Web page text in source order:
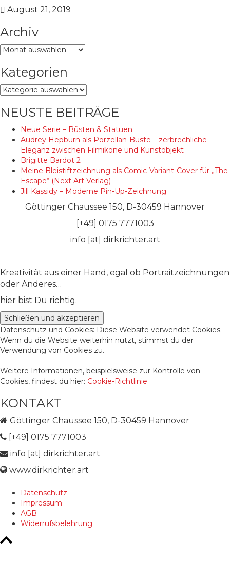
August 21, 2019
Archiv
Archiv
Kategorien
Kategorien
NEUSTE BEITRÄGE
Neue Serie – Büsten & Statuen
Audrey Hepburn als Porzellan-Büste – zerbrechliche
Eleganz zwischen Filmikone und Kunstobjekt
Brigitte Bardot 2
Meine Bleistiftzeichnung als Comic-Variant-Cover für „The
Escape“ (Next Art Verlag)
Jill Kassidy – Moderne Pin-Up-Zeichnung
Göttinger Chaussee 150, D-30459 Hannover
[+49] 0175 7771003
info [at] dirkrichter.art
Kreativität aus einer Hand, egal ob Portraitzeichnungen
oder Anderes…
hier bist Du richtig.
Datenschutz und Cookies: Diese Website verwendet Cookies.
Wenn du die Website weiterhin nutzt, stimmst du der
Verwendung von Cookies zu.
Weitere Informationen, beispielsweise zur Kontrolle von
Cookies, findest du hier: Cookie-Richtlinie
KONTAKT
Göttinger Chaussee 150, D-30459 Hannover
[+49] 0175 7771003
info [at] dirkrichter.art
www.dirkrichter.art
Datenschutz
Impressum
AGB
Widerrufsbelehrung